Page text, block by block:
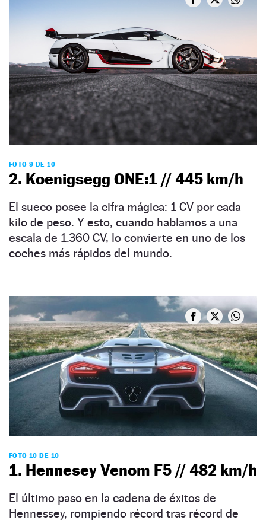
FOTO 9 DE 10
2. Koenigsegg ONE:1 // 445 km/h
El sueco posee la cifra mágica: 1 CV por cada
kilo de peso. Y esto, cuando hablamos a una
escala de 1.360 CV, lo convierte en uno de los
coches más rápidos del mundo.
FOTO 10 DE 10
1. Hennesey Venom F5 // 482 km/h
El último paso en la cadena de éxitos de
Hennessey, rompiendo récord tras récord de